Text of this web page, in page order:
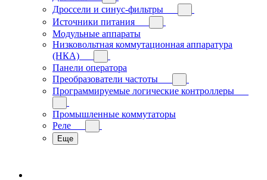
Дроссели и синус-фильтры
Источники питания
Модульные аппараты
Низковольтная коммутационная аппаратура
(НКА)
Панели оператора
Преобразователи частоты
Программируемые логические контроллеры
Промышленные коммутаторы
Реле
Еще